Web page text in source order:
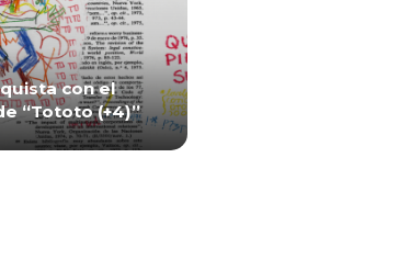
con el
“Tototo (+4)”